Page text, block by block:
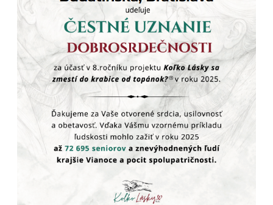
S radosťou vám oznamujeme, že v rámci skvalitňovania
priestorov našej školy sme pristupili kvýmene a modernizácii
výdajných okienokv školskej jedálni. Cieľom tejto rekonštrukcie
bolo zvýšiť hygienický štandard a zabezpečiť estetickejšie
prostredie pre našich stravníkov.